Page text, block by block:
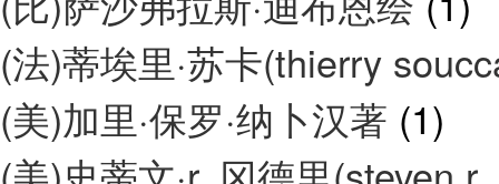
(法)蒂埃里·苏卡(thierry
(美)加里·保罗·纳卜汉著 (1)